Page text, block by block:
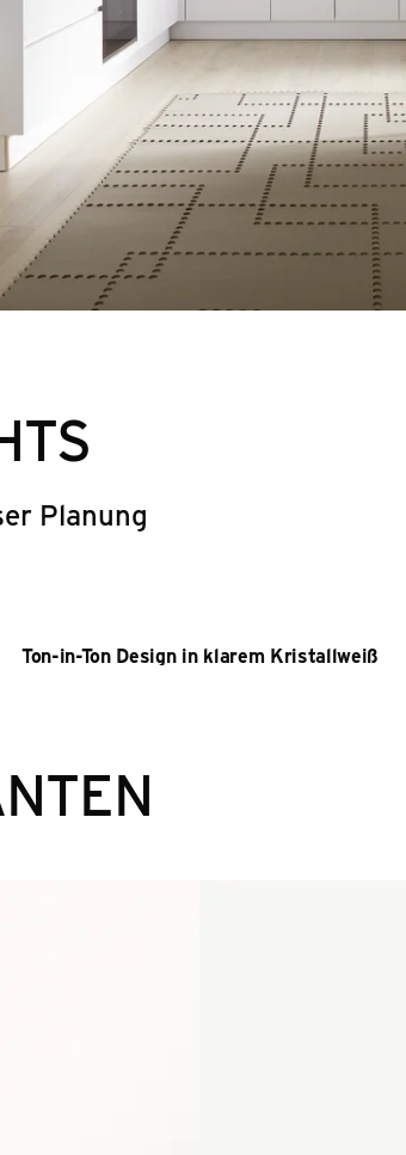
Planung
Ton-in-Ton Design in klarem Kristallweiß